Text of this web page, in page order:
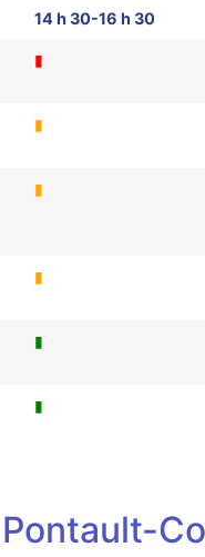
14 h 30-16 h 30
▮
▮
▮
▮
▮
▮